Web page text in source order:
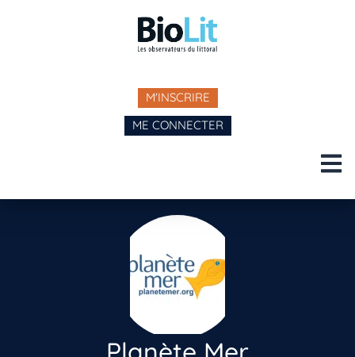
M'INSCRIRE
ME CONNECTER